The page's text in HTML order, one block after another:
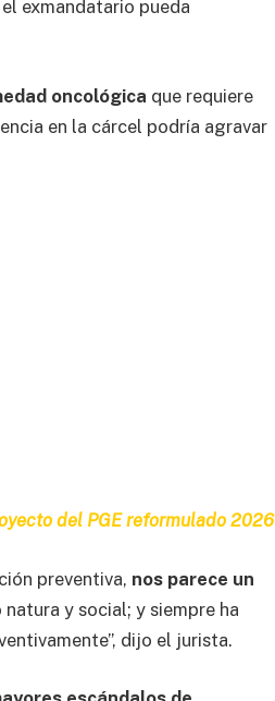
exmandatario pueda
oncológica que requiere
en la cárcel podría agravar
del PGE reformulado 2026
preventiva, nos parece un
y social; y siempre ha
dijo el jurista.